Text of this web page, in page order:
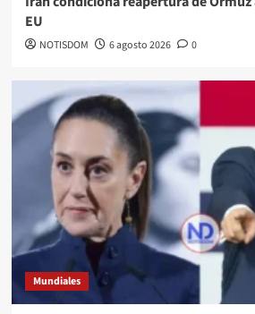
EU
NOTISDOM 6 agosto 2026 0
Mundiales